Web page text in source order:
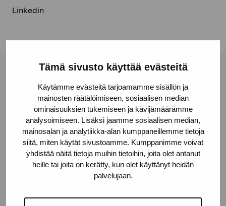
Tämä sivusto käyttää evästeitä
Käytämme evästeitä tarjoamamme sisällön ja
mainosten räätälöimiseen, sosiaalisen median
ominaisuuksien tukemiseen ja kävijämäärämme
analysoimiseen. Lisäksi jaamme sosiaalisen median,
mainosalan ja analytiikka-alan kumppaneillemme tietoja
siitä, miten käytät sivustoamme. Kumppanimme voivat
yhdistää näitä tietoja muihin tietoihin, joita olet antanut
heille tai joita on kerätty, kun olet käyttänyt heidän
palvelujaan.
Linkedin
Gustav Wasas gata 11
10600 Ekenäs
proartibus@proartibus.fi
+358 (0)50 371 6339